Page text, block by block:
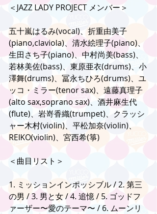
＜JAZZ LADY PROJECT メンバー＞
五十嵐はるみ(vocal)、折重由美子
(piano,claviola)、清水絵理子(piano)、
生田さち子(piano)、中村尚美(bass)、
若林美佐(bass)、東原亜衣(drums)、小
澤舞(drums)、冨永ちひろ(drums)、ユ
ッコ・ミラー(tenor sax)、遠藤真理子
(alto sax,soprano sax)、酒井麻生代
(flute)、岩嵜香織(trumpet)、クラッシ
ャー木村(violin)、平松加奈(violin)、
REIKO(violin)、宮西希(箏)
＜曲目リスト＞
1. ミッションインポッシブル / 2. 第三
の男 / 3. 男と女 / 4. 追憶 / 5. ゴッドフ
ァーザー〜愛のテーマ〜 / 6. ムーンリ